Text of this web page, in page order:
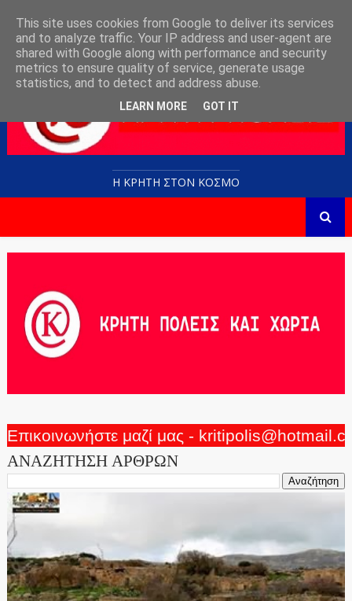
Η ΚΡΗΤΗ ΣΤΟN KOΣΜΟ
Επικοινωνήστε μαζί μας -
ΑΝΑΖΗΤΗΣΗ ΑΡΘΡΩΝ
This site uses cookies from Google to deliver its services
and to analyze traffic. Your IP address and user-agent are
shared with Google along with performance and security
metrics to ensure quality of service, generate usage
statistics, and to detect and address abuse.
LEARN MORE GOT IT